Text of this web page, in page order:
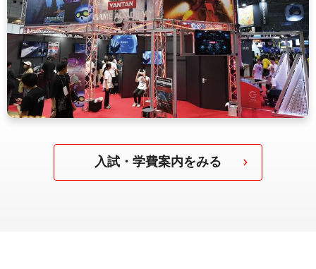
入試・学費案内をみる